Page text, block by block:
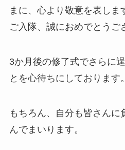
まに、心より敬意を表しま
ご入隊、誠におめでとうご
3か月後の修了式でさらに
とを心待ちにしております。
もちろん、自分も皆さんに
んでまいります。